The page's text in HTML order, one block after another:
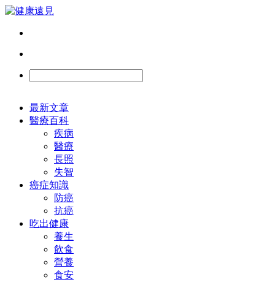
最新文章
醫療百科
疾病
醫療
長照
失智
癌症知識
防癌
抗癌
吃出健康
養生
飲食
營養
食安